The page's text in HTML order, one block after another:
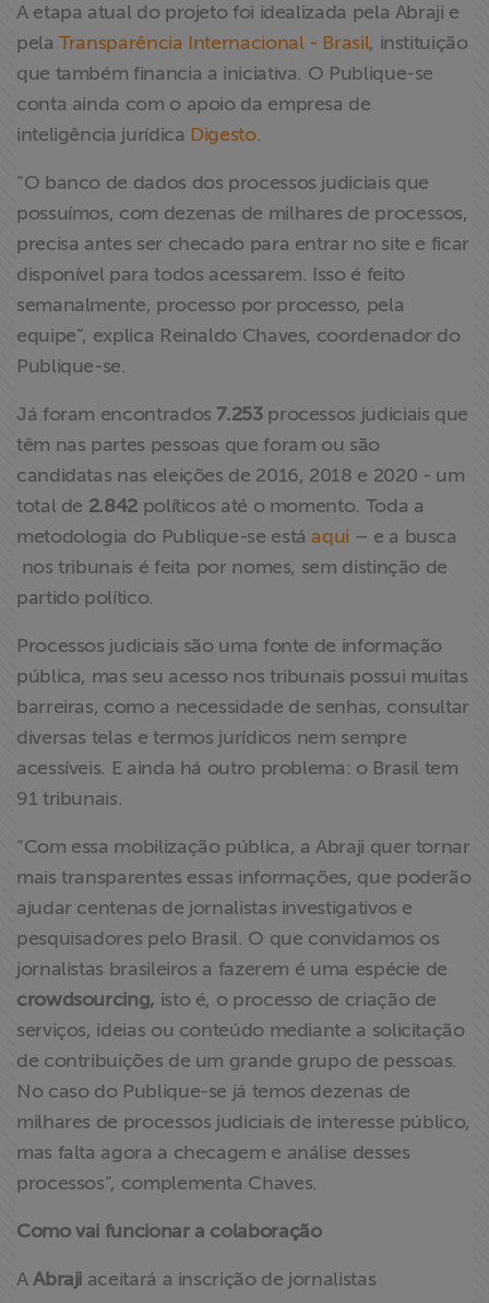
Assine a nossa
newsletter
Fale Conosco
A etapa atual do projeto foi idealizada pela Abraji e
pelaTransparência Internacional - Brasil, instituição
que também financia a iniciativa. O Publique-se
conta ainda com o apoio da empresa de
inteligência jurídica Digesto.
“O banco de dados dos processos judiciais que
possuímos, com dezenas de milhares de processos,
precisa antes ser checado para entrar no site e ficar
disponível para todos acessarem. Isso é feito
semanalmente, processo por processo, pela
equipe”, explica Reinaldo Chaves, coordenador do
Publique-se.
Já foram encontrados 7.253 processos judiciais que
têm nas partes pessoas que foram ou são
candidatas nas eleições de 2016, 2018 e 2020 - um
total de 2.842 políticos até o momento. Toda a
metodologia do Publique-se estáaqui – e a busca
nos tribunais é feita por nomes, sem distinção de
partido político.
Processos judiciais são uma fonte de informação
pública, mas seu acesso nos tribunais possui muitas
barreiras, como a necessidade de senhas, consultar
diversas telas e termos jurídicos nem sempre
acessíveis. E ainda há outro problema: o Brasil tem
91 tribunais.
“Com essa mobilização pública, a Abraji quer tornar
mais transparentes essas informações, que poderão
ajudar centenas de jornalistas investigativos e
pesquisadores pelo Brasil. O que convidamos os
jornalistas brasileiros a fazerem é uma espécie de
crowdsourcing, isto é, o processo de criação de
serviços, ideias ou conteúdo mediante a solicitação
de contribuições de um grande grupo de pessoas.
No caso do Publique-se já temos dezenas de
milhares de processos judiciais de interesse público,
mas falta agora a checagem e análise desses
processos”, complementa Chaves.
Como vai funcionar a colaboração
AAbraji aceitará a inscrição de jornalistas